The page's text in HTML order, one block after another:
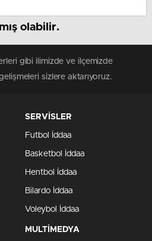
olabilir.
gibi ilimizde ve ilçemizde
sizlere aktarıyoruz.
SERVİSLER
Futbol İddaa
Basketbol İddaa
Hentbol İddaa
Bilardo İddaa
Voleybol İddaa
MULTİMEDYA